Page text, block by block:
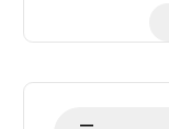
é